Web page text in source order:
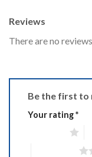
Reviews
There are no
Be the first to
Your rating*